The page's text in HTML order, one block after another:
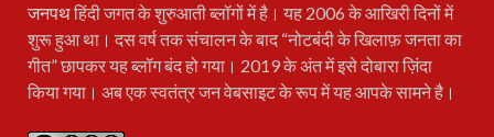
जनपथहिंदी जगत के शुरुआती ब्लॉगों में है। यह 2006 के आखिरी दिनों में
शुरू हुआ था। दस वर्ष तक संचालन के बाद “नोटबंदी के खिलाफ़ जनता का
गीत” छापकर यह ब्लॉग बंद हो गया। 2019 के अंत में इसे दोबारा ज़िंदा
किया गया। अब एक स्वतंत्र जन वेबसाइट के रूप में यह आपके सामने है।